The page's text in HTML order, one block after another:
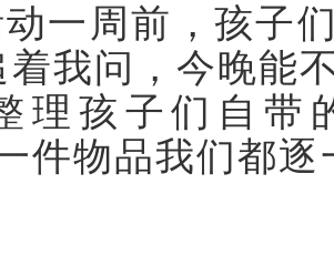
一周前，孩子
我问，今晚能
理孩子们自带
件物品我们都